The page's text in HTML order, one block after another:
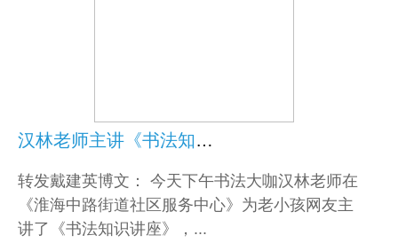
汉林老师主讲《书法知识讲座》
转发戴建英博文： 今天下午书法大咖汉林老师在
《淮海中路街道社区服务中心》为老小孩网友主
讲了《书法知识讲座》，...